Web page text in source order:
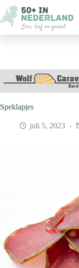
naar
de
inhoud
Speklapjes
juli 5, 2023